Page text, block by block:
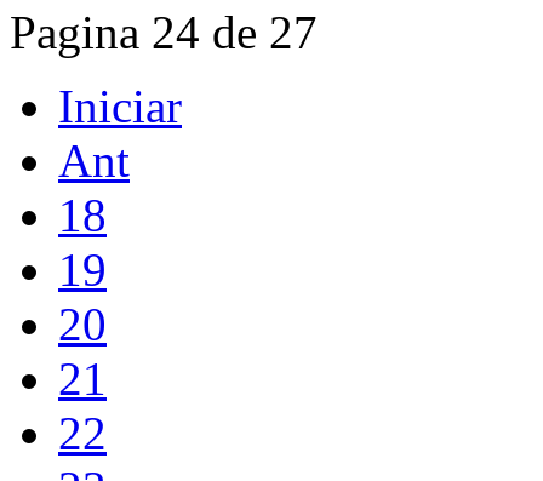
Pagina 24 de 27
Iniciar
Ant
18
19
20
21
22